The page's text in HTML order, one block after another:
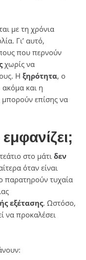
με τη χρόνια
Γι’ αυτό,
που περνούν
χωρίς να
Η ξηρότητα, ο
ακόμα και η
επίσης να
στο μάτι δεν
όταν είναι
παρατηρούν τυχαία
εξέτασης. Ωστόσο,
να προκαλέσει